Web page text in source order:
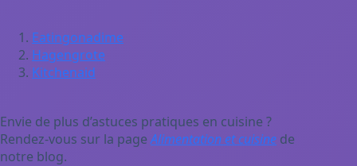
Eatingonadime
Hagengrote
Kitchenaid
Envie de plus d’astuces pratiques en cuisine ?
Rendez-vous sur la pageAlimentation et cuisine de
notre blog.